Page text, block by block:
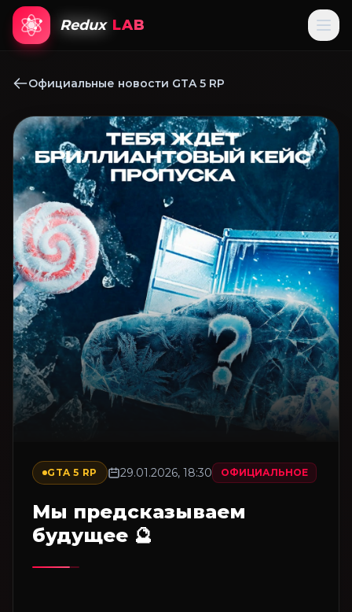
Redux LAB
Официальные новости GTA 5 RP
GTA 5 RP 29.01.2026, 18:30 ОФИЦИАЛЬНОЕ
Мы предсказываем
будущее 🔮